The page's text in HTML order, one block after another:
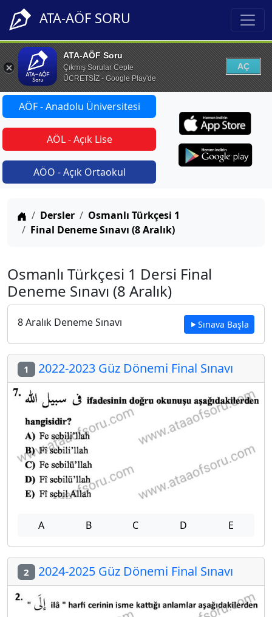
ATA-AÖF SORU
ATA-AÖF Soru
Çıkmış Sorular Cepte
ÜCRETSİZ - Google Play'de
AÇ
AÖF - Anadolu Üniversitesi
AÖL - Açık Lise
AÖO - Açık Ortaokul
Anasayfa
Dersler
Osmanlı Türkçesi 1
Final Deneme Sınavı (8 Aralık)
Osmanlı Türkçesi 1 Dersi Final
Deneme Sınavı (8 Aralık)
8 Aralık Deneme Sınavı Sınava Başla
1 2022-2023 Güz Dönemi Final Sınavı
A B C D E
2 2024-2025 Güz Dönemi Final Sınavı